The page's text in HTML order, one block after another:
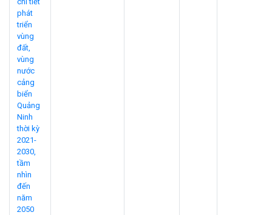
phát
triển
vùng
đất,
vùng
nước
cảng
biển
Quảng
Ninh
thời kỳ
2021-
2030,
tầm
nhìn
đến
năm
2050